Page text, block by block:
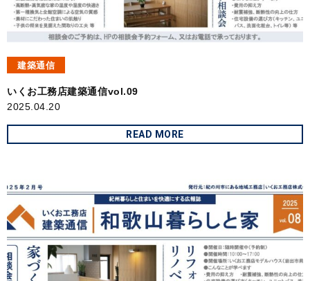
建築通信
いくお工務店建築通信vol.09
2025.04.20
READ MORE